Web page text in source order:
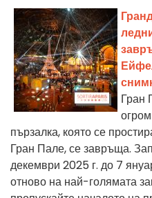
Гран
пързалка, която се
Гран Пале, се завръща.
декември 2025 г. до 7
отново на най-голямата